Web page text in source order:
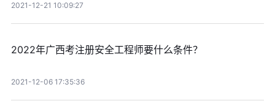
2021-12-21 10:09:27
2022年广西考注册安全工程师要什么条件？
2021-12-06 17:35:36